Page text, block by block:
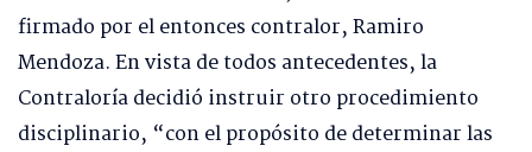
firmado por el entonces contralor, Ramiro
Mendoza. En vista de todos antecedentes, la
Contraloría decidió instruir otro procedimiento
disciplinario, “con el propósito de determinar las